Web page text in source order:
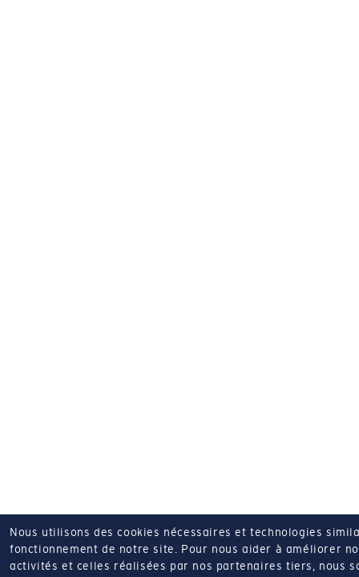
Nous utilisons des cookies nécessaires et technologies
fonctionnement de notre site. Pour nous aider à améliorer
activités et celles réalisées par nos partenaires tiers, nous